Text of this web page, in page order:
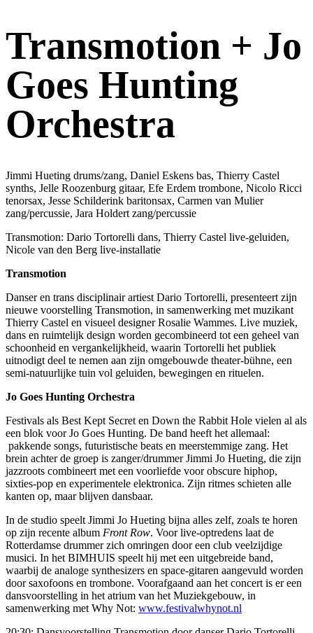
Transmotion + Jo
Goes Hunting
Orchestra
Jimmi Hueting drums/zang, Daniel Eskens bas, Thierry Castel
synths, Jelle Roozenburg gitaar, Efe Erdem trombone, Nicolo Ricci
tenorsax, Jesse Schilderink baritonsax, Carmen van Mulier
zang/percussie, Jara Holdert zang/percussie
Transmotion: Dario Tortorelli dans, Thierry Castel live-geluiden,
Nicole van den Berg live-installatie
Transmotion
Danser en trans disciplinair artiest Dario Tortorelli, presenteert zijn
nieuwe voorstelling Transmotion, in samenwerking met muzikant
Thierry Castel en visueel designer Rosalie Wammes. Live muziek,
dans en ruimtelijk design worden gecombineerd tot een geheel van
schoonheid en vergankelijkheid, waarin Tortorelli het publiek
uitnodigt deel te nemen aan zijn omgebouwde theater-bühne, een
semi-natuurlijke tuin vol geluiden, bewegingen en rituelen.
Jo Goes Hunting Orchestra
Festivals als Best Kept Secret en Down the Rabbit Hole vielen al als
een blok voor Jo Goes Hunting. De band heeft het allemaal:
pakkende songs, futuristische beats en meerstemmige zang. Het
brein achter de groep is zanger/drummer Jimmi Jo Hueting, die zijn
jazzroots combineert met een voorliefde voor obscure hiphop,
sixties-pop en experimentele elektronica. Zijn ritmes schieten alle
kanten op, maar blijven dansbaar.
In de studio speelt Jimmi Jo Hueting bijna alles zelf, zoals te horen
op zijn recente album Front Row. Voor live-optredens laat de
Rotterdamse drummer zich omringen door een club veelzijdige
musici. In het BIMHUIS speelt hij met een uitgebreide band,
waarbij de analoge synthesizers en space-gitaren aangevuld worden
door saxofoons en trombone. Voorafgaand aan het concert is er een
dansvoorstelling in het atrium van het Muziekgebouw, in
samenwerking met Why Not: www.festivalwhynot.nl